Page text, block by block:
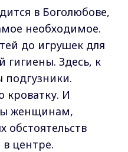
в Боголюбове,
необходимое.
до игрушек для
гигиены. Здесь, к
подгузники.
кроватку. И
женщинам,
обстоятельств
центре.